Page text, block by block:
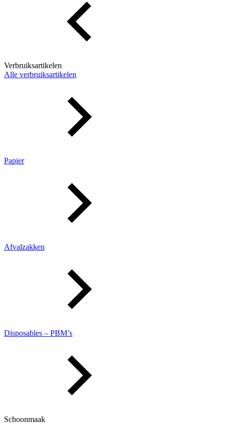
Verbruiksartikelen
Alle verbruiksartikelen
Papier
Afvalzakken
Disposables – PBM’s
Schoonmaak